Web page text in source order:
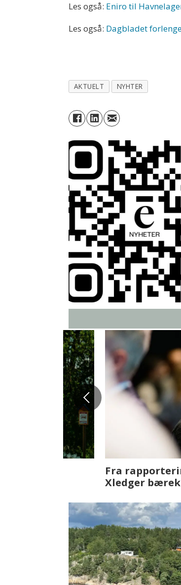
Les også: Eniro til
Les også: Dagbladet
AKTUELT NYHTER
Fenistra endrer
ser vi på fremtiden